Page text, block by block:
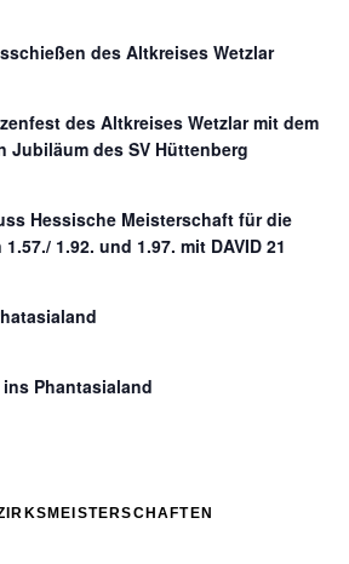
des Altkreises Wetzlar
des Altkreises Wetzlar mit dem
Jubiläum des SV Hüttenberg
Hessische Meisterschaft für die
1.92. und 1.97. mit DAVID 21
Phantasialand